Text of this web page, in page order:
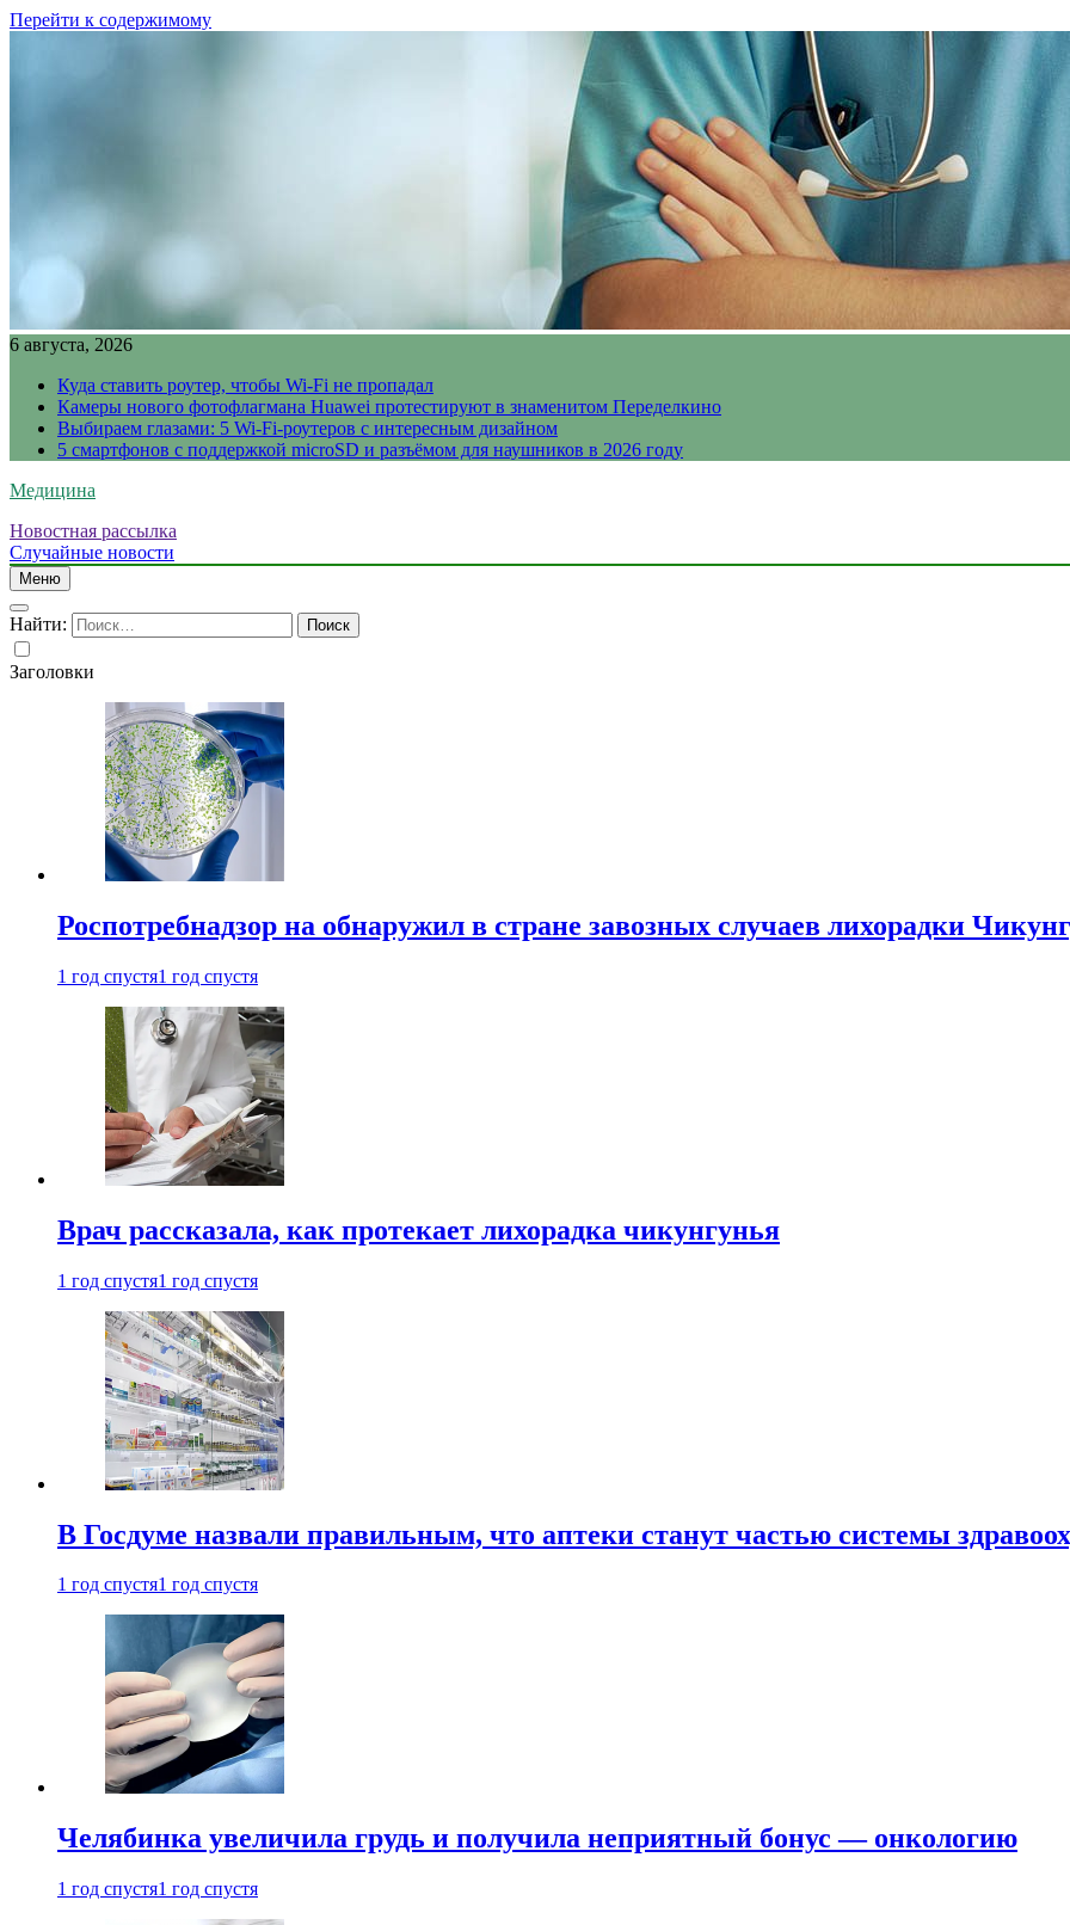
Перейти к содержимому
6 августа, 2026
Куда ставить роутер, чтобы Wi-Fi не пропадал
Камеры нового фотофлагмана Huawei протестируют в знаменитом Переделкино
Выбираем глазами: 5 Wi-Fi-роутеров с интересным дизайном
5 смартфонов с поддержкой microSD и разъёмом для наушников в 2026 году
Медицина
Новостная рассылка
Случайные новости
Меню
Найти:
Заголовки
Роспотребнадзор на обнаружил в стране завозных случаев лихорадки
1 год спустя1 год спустя
Врач рассказала, как протекает лихорадка чикунгунья
1 год спустя1 год спустя
В Госдуме назвали правильным, что аптеки станут частью системы
1 год спустя1 год спустя
Челябинка увеличила грудь и получила неприятный бонус — онкологию
1 год спустя1 год спустя